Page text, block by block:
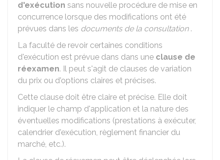
d'exécution sans nouvelle procédure de mise en
concurrence lorsque des modifications ont été
prévues dans les documents de la consultation.
La faculté de revoir certaines conditions
d'exécution est prévue dans dans une clause de
réexamen. Il peut s'agit de clauses de variation
du prix ou d'options claires et précises.
Cette clause doit être claire et précise. Elle doit
indiquer le champ d'application et la nature des
éventuelles modifications (prestations à exécuter,
calendrier d'exécution, règlement financier du
marché, etc.).